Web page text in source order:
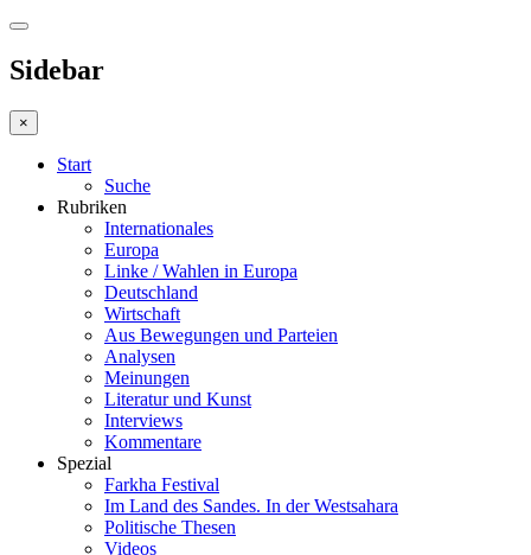
Sidebar
×
Start
Suche
Rubriken
Internationales
Europa
Linke / Wahlen in Europa
Deutschland
Wirtschaft
Aus Bewegungen und Parteien
Analysen
Meinungen
Literatur und Kunst
Interviews
Kommentare
Spezial
Farkha Festival
Im Land des Sandes. In der Westsahara
Politische Thesen
Videos